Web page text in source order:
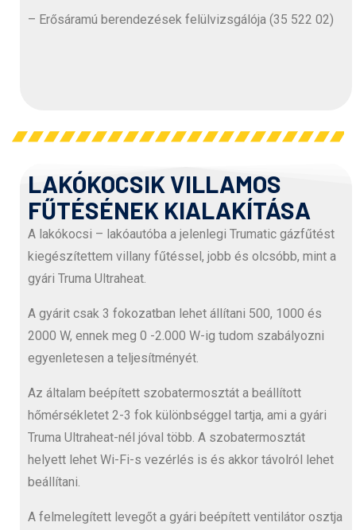
– Erősáramú berendezések felülvizsgálója (35 522 02)
LAKÓKOCSIK VILLAMOS
FŰTÉSÉNEK KIALAKÍTÁSA
A lakókocsi – lakóautóba a jelenlegi Trumatic gázfűtést
kiegészítettem villany fűtéssel, jobb és olcsóbb, mint a
gyári Truma Ultraheat.
A gyárit csak 3 fokozatban lehet állítani 500, 1000 és
2000 W, ennek meg 0 -2.000 W-ig tudom szabályozni
egyenletesen a teljesítményét.
Az általam beépített szobatermosztát a beállított
hőmérsékletet 2-3 fok különbséggel tartja, ami a gyári
Truma Ultraheat-nél jóval több. A szobatermosztát
helyett lehet Wi-Fi-s vezérlés is és akkor távolról lehet
beállítani.
A felmelegített levegőt a gyári beépített ventilátor osztja